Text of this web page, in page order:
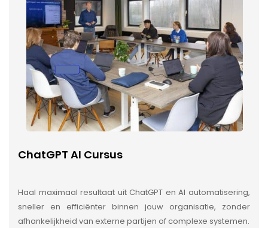
ChatGPT AI Cursus
Haal maximaal resultaat uit ChatGPT en AI automatisering,
sneller en efficiënter binnen jouw organisatie, zonder
afhankelijkheid van externe partijen of complexe systemen.